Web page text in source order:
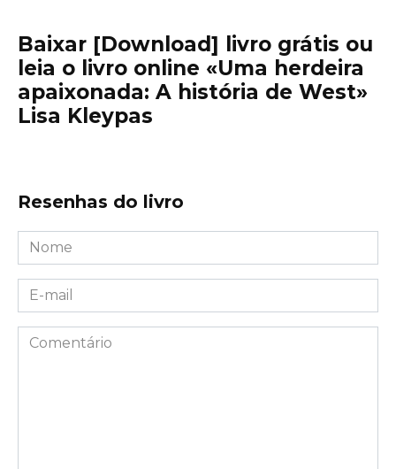
Baixar [Download] livro grátis ou
leia o livro online «Uma herdeira
apaixonada: A história de West»
Lisa Kleypas
Resenhas do livro
Nome
*
E-
mail
*Comentário